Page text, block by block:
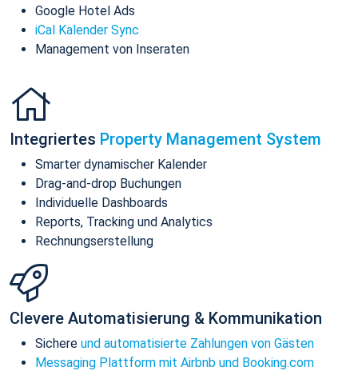
Google Hotel Ads
iCal Kalender Sync
Management von Inseraten
Integriertes Property Management System
Smarter dynamischer Kalender
Drag-and-drop Buchungen
Individuelle Dashboards
Reports, Tracking und Analytics
Rechnungserstellung
Clevere Automatisierung & Kommunikation
Sichere und automatisierte Zahlungen von Gästen
Messaging Plattform mit Airbnb und Booking.com